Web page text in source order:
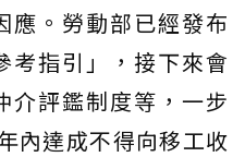
應。勞動部已經發布
考指引」，接下來會
介評鑑制度等，一步
內達成不得向移工收